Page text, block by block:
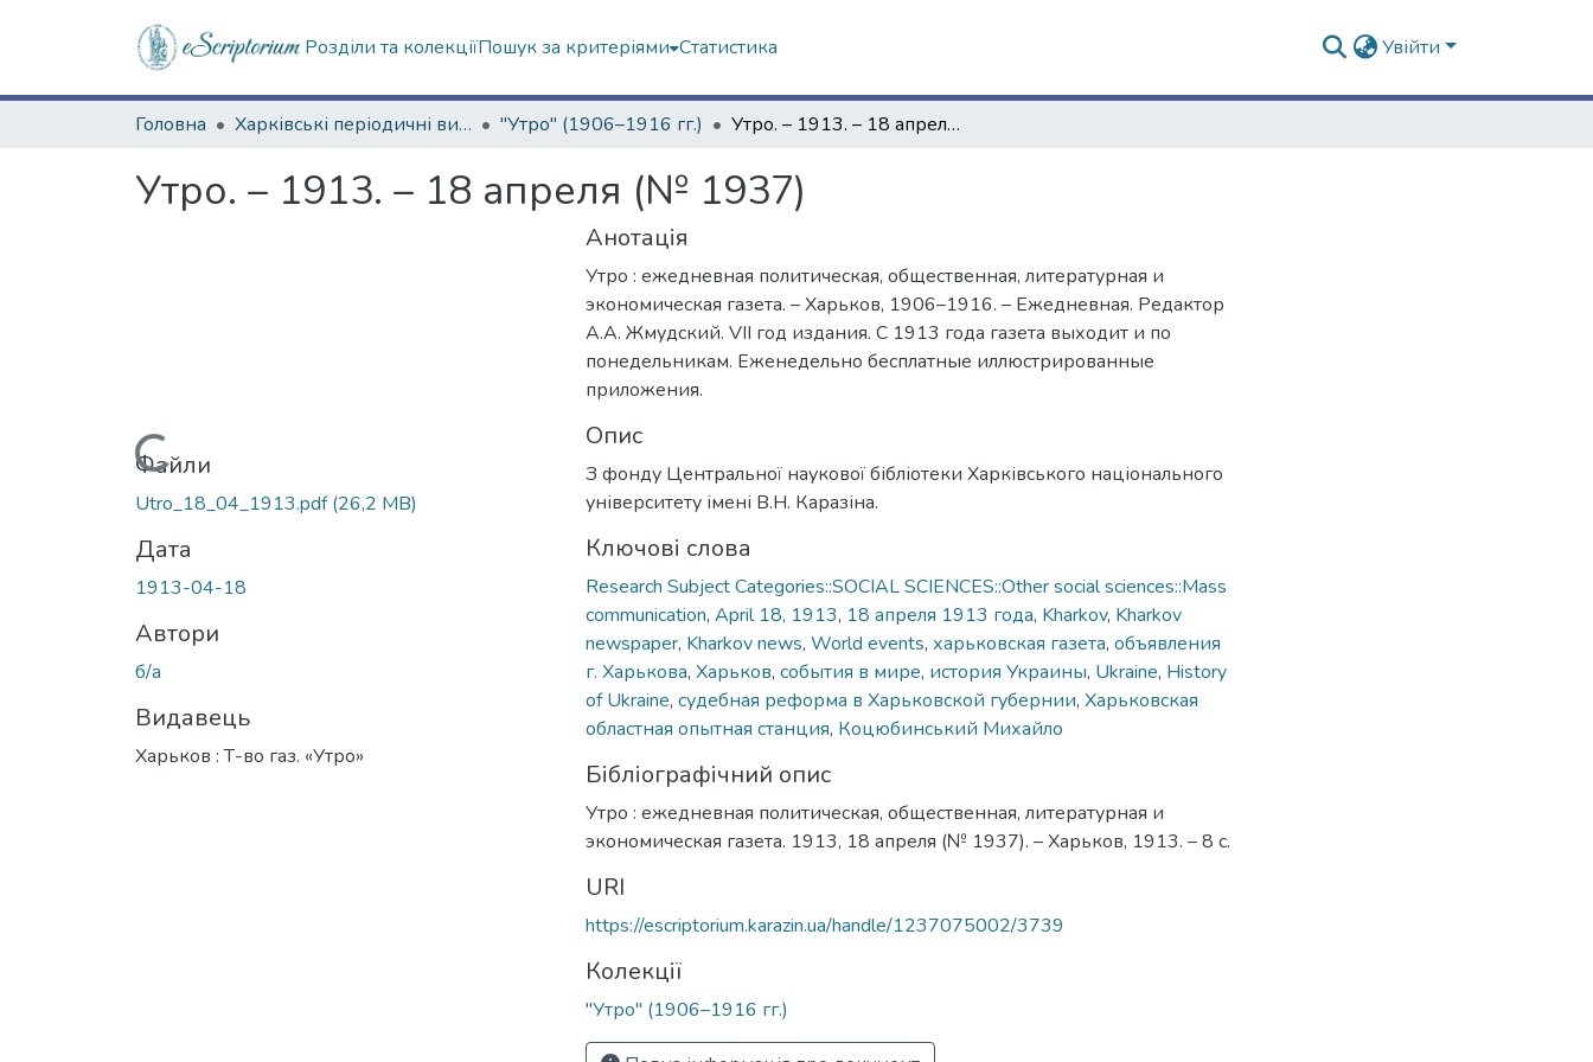
Розділи та колекціїПошук за критеріями Статистика Увійти
Головна Харківські періодичні видання "Утро" (1906–1916 гг.) Утро. – 1913. – 18 апреля (№ 1937)
Утро. – 1913. – 18 апреля (№ 1937)
Вантажиться...
Файли
Utro_18_04_1913.pdf(26,2 MB)
Дата
1913-04-18
Автори
б/а
Видавець
Харьков : Т-во газ. «Утро»
Анотація
Утро : ежедневная политическая, общественная, литературная и
экономическая газета. – Харьков, 1906–1916. – Ежедневная. Редактор
А.А. Жмудский. VII год издания. С 1913 года газета выходит и по
понедельникам. Еженедельно бесплатные иллюстрированные
приложения.
Опис
З фонду Центральної наукової бібліотеки Харківського національного
університету імені В.Н. Каразіна.
Ключові слова
Research Subject Categories::SOCIAL SCIENCES::Other social sciences::Mass
communication, April 18, 1913, 18 апреля 1913 года, Kharkov, Kharkov
newspaper, Kharkov news, World events, харьковская газета, объявления
г. Харькова, Харьков, события в мире, история Украины, Ukraine, History
of Ukraine, судебная реформа в Харьковской губернии, Харьковская
областная опытная станция, Коцюбинський Михайло
Бібліографічний опис
Утро : ежедневная политическая, общественная, литературная и
экономическая газета. 1913, 18 апреля (№ 1937). – Харьков, 1913. – 8 с.
URI
https://escriptorium.karazin.ua/handle/1237075002/3739
Колекції
"Утро" (1906–1916 гг.)